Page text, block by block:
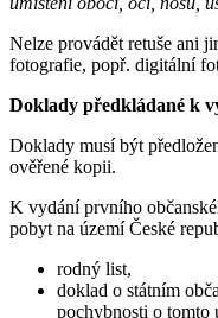
Nelze provádět retuše ani
fotografie, popř. digitální
Doklady předkládané k
Doklady musí být
ověřené kopii.
K vydání prvního
pobyt na území České
rodný list,
doklad o státním
pochybnosti o tomto